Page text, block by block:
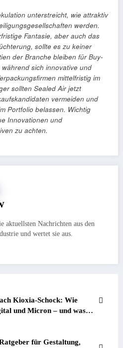
unterstreicht, wie attraktiv
werden.
Fantasie, aber auch das
sollte es zu keiner
der Branche bleiben für Buy-
sich innovative und
mittelfristig im
sollten Sealed Air jetzt
vermeiden und
Portfolio belassen. Wichtig
Innovationen und
zu achten.
aktuellsten Nachrichten aus den
und wertet sie aus.
Kioxia-Schock: Wie
und Micron – und was
für Gestaltung,